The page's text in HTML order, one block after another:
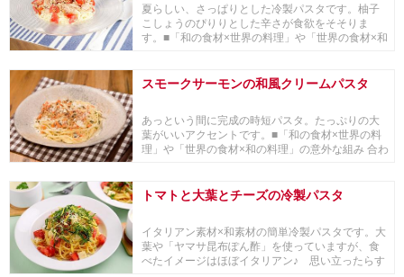
夏らしい、さっぱりとした冷製パスタです。柚子
こしょうのぴりりとした辛さが食欲をそそりま
す。■「和の食材×世界の料理」や「世界の食材×和
スモークサーモンの和風クリームパスタ
あっという間に完成の時短パスタ。たっぷりの大
葉がいいアクセントです。■「和の食材×世界の料
理」や「世界の食材×和の料理」の意外な組み 合わ
トマトと大葉とチーズの冷製パスタ
イタリアン素材×和素材の簡単冷製パスタです。大
葉や「ヤマサ昆布ぽん酢」を使っていますが、食
べたイメージはほぼイタリアン♪ 思い立ったらす